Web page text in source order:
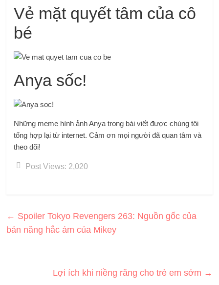
Vẻ mặt quyết tâm của cô
bé
Anya sốc!
Những meme hình ảnh Anya trong bài viết được chúng tôi
tổng hợp lại từ internet. Cảm ơn mọi người đã quan tâm và
theo dõi!
Post Views: 2,020
← Spoiler Tokyo Revengers 263: Nguồn gốc của
bản năng hắc ám của Mikey
Lợi ích khi niềng răng cho trẻ em sớm →